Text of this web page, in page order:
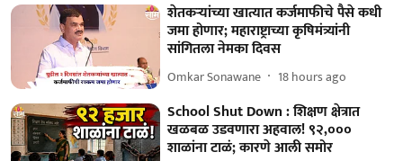
शेतकऱ्यांच्या खात्यात कर्जमाफीचे पैसे कधी
जमा होणार; महाराष्ट्राच्या कृषिमंत्र्यांनी
सांगितला नेमका दिवस
Omkar Sonawane 18 hours ago
School Shut Down : शिक्षण क्षेत्रात
खळबळ उडवणारा अहवाल! ९२,०००
शाळांना टाळं; कारणे आली समोर